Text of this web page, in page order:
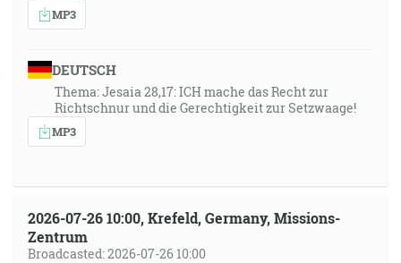
MP3
DEUTSCH
Thema: Jesaia 28,17: ICH mache das Recht zur
Richtschnur und die Gerechtigkeit zur Setzwaage!
MP3
2026-07-26 10:00, Krefeld, Germany, Missions-
Zentrum
Broadcasted: 2026-07-26 10:00